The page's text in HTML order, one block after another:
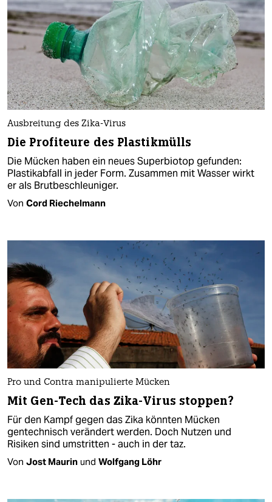
Ausbreitung des Zika-Virus
Die Profiteure des Plastikmülls
Die Mücken haben ein neues Superbiotop gefunden:
Plastikabfall in jeder Form. Zusammen mit Wasser wirkt
er als Brutbeschleuniger.
Von Cord Riechelmann
Pro und Contra manipulierte Mücken
Mit Gen-Tech das Zika-Virus stoppen?
Für den Kampf gegen das Zika könnten Mücken
gentechnisch verändert werden. Doch Nutzen und
Risiken sind umstritten - auch in der taz.
Von Jost Maurin und Wolfgang Löhr